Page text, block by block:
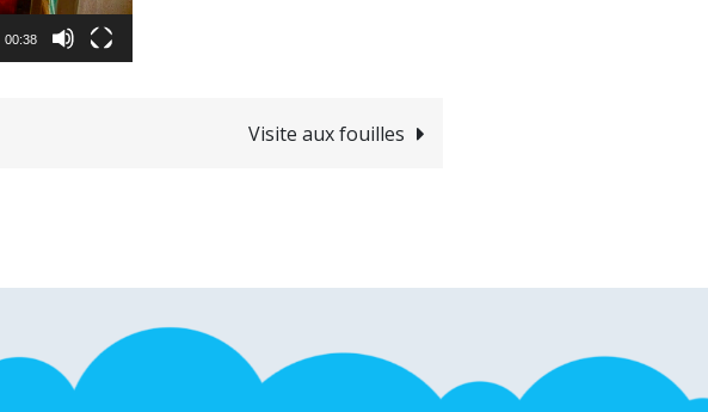
00:38
Visite aux fouilles